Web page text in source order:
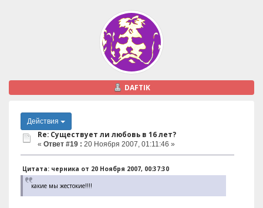
DAFTIK
Действия
Re: Существует ли любовь в 16 лет?
« Ответ #19 : 20 Ноября 2007, 01:11:46 »
Цитата: черника от 20 Ноября 2007, 00:37:30
какие мы жестокие!!!!